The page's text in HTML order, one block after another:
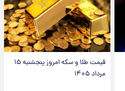
قیمت طلا و سکه امروز پنجشنبه ۱۵
مرداد ۱۴۰۵